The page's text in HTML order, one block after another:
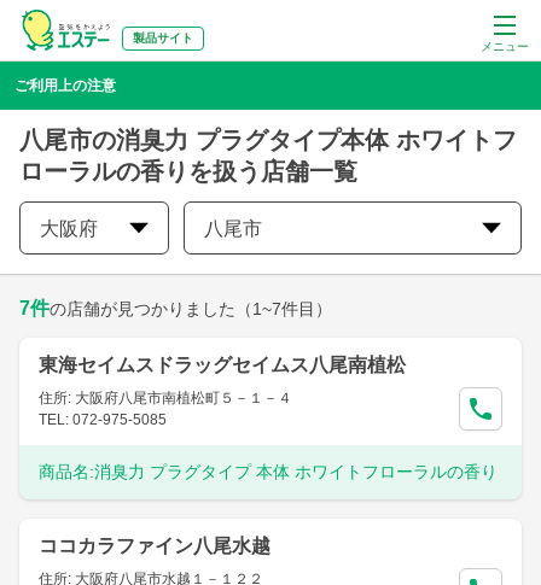
メニュー
製品サイト
ご利用上の注意
八尾市の消臭力 プラグタイプ本体 ホワイトフ
ローラルの香りを扱う店舗一覧
大阪府 八尾市
7件の店舗が見つかりました （1~7件目）
東海セイムスドラッグセイムス八尾南植松
住所: 大阪府八尾市南植松町５－１－４
TEL: 072-975-5085
商品名:消臭力 プラグタイプ 本体 ホワイトフローラルの香り
ココカラファイン八尾水越
住所: 大阪府八尾市水越１－１２２